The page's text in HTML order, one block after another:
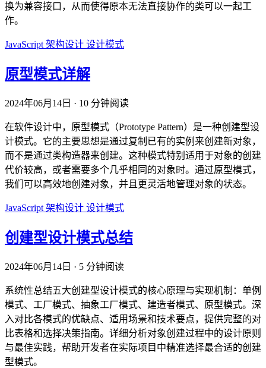
换为兼容接口，从而使得原本无法直接协作的类可以一起工
作。
JavaScript 架构设计 设计模式
原型模式详解
2024年06月14日 · 10 分钟阅读
在软件设计中，原型模式（Prototype Pattern）是一种创建型设
计模式。它的主要思想是通过复制已有的实例来创建新对象，
而不是通过类构造器来创建。这种模式特别适用于对象的创建
代价较高，或者需要多个几乎相同的对象时。通过原型模式，
我们可以高效地创建对象，并且更灵活地管理对象的状态。
JavaScript 架构设计 设计模式
创建型设计模式总结
2024年06月14日 · 5 分钟阅读
系统性总结五大创建型设计模式的核心原理与实现机制：单例
模式、工厂模式、抽象工厂模式、建造者模式、原型模式。深
入对比各模式的优缺点、适用场景和技术要点，提供完整的对
比表格和选择决策指南。详细分析对象创建过程中的设计原则
与最佳实践，帮助开发者在实际项目中精准选择最合适的创建
型模式。